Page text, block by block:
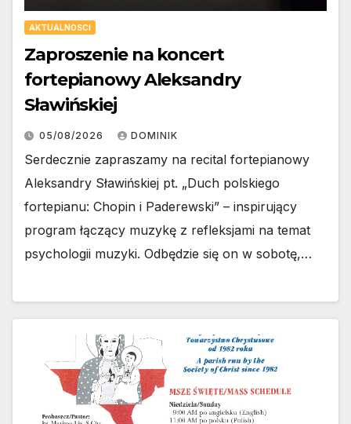
AKTUALNOSCI
Zaproszenie na koncert
fortepianowy Aleksandry
Sławińskiej
05/08/2026 DOMINIK
Serdecznie zapraszamy na recital fortepianowy
Aleksandry Sławińskiej pt. „Duch polskiego
fortepianu: Chopin i Paderewski” – inspirujący
program łączący muzykę z refleksjami na temat
psychologii muzyki. Odbędzie się on w sobotę,…